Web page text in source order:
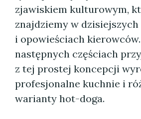
zjawiskiem kulturowym,
znajdziemy w dzisiejszych
i opowieściach
następnych częściach
z tej prostej koncepcji
profesjonalne kuchnie i
warianty hot-doga.